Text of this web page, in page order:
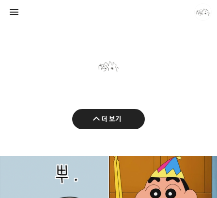
더 보기
caputdraconis
caputdraconis